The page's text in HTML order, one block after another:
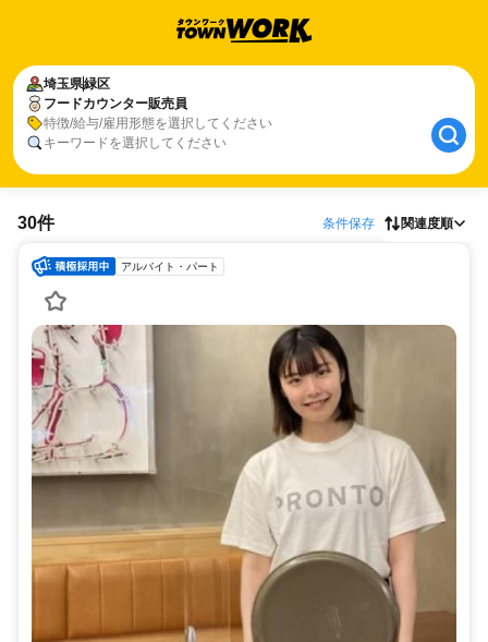
埼玉県緑区
フードカウンター販売員
特徴/給与/雇用形態を選択してください
キーワードを選択してください
30件 条件保存 関連度順
アルバイト・パート